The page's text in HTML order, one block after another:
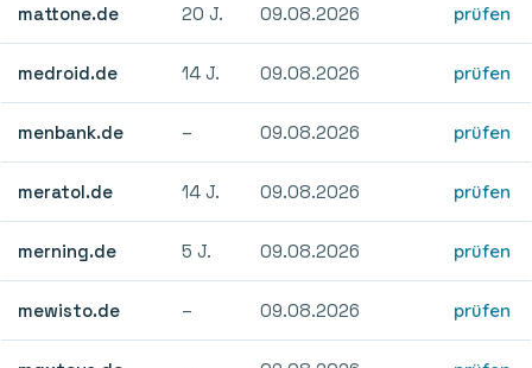
mattone.de 20 J. 09.08.2026 prüfen
medroid.de 14 J. 09.08.2026 prüfen
menbank.de – 09.08.2026 prüfen
meratol.de 14 J. 09.08.2026 prüfen
merning.de 5 J. 09.08.2026 prüfen
mewisto.de – 09.08.2026 prüfen